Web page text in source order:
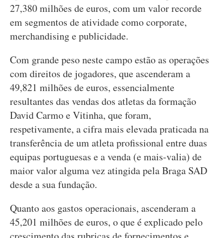
27,380 milhões de euros, com um valor recorde
em segmentos de atividade como corporate,
merchandising e publicidade.
Com grande peso neste campo estão as operações
com direitos de jogadores, que ascenderam a
49,821 milhões de euros, essencialmente
resultantes das vendas dos atletas da formação
David Carmo e Vitinha, que foram,
respetivamente, a cifra mais elevada praticada na
transferência de um atleta profissional entre duas
equipas portuguesas e a venda (e mais-valia) de
maior valor alguma vez atingida pela Braga SAD
desde a sua fundação.
Quanto aos gastos operacionais, ascenderam a
45,201 milhões de euros, o que é explicado pelo